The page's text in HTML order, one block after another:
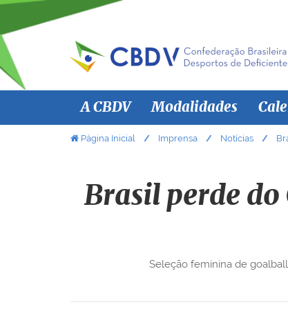
A CBDV Modalidades
V Página Inicial Imprensa Notícias
Brasil perde do
Seleção feminina de